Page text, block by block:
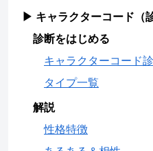
▶ キャラクターコード（
診断をはじめる
キャラクターコード
タイプ一覧
解説
性格特徴